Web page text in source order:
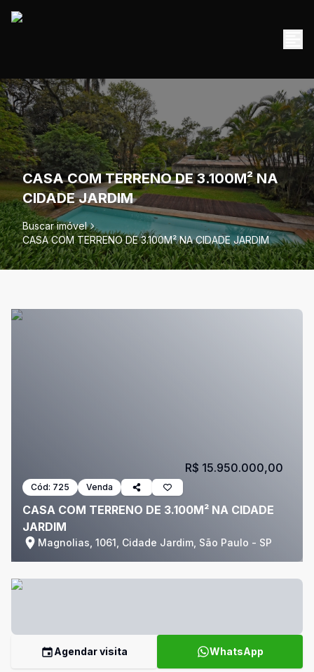
CASA COM TERRENO DE 3.100M² NA
CIDADE JARDIM
Buscar imóvel
CASA COM TERRENO DE 3.100M² NA CIDADE JARDIM
Cód: 725 Venda
CASA COM TERRENO DE 3.100M² NA CIDADE
JARDIM
Magnolias, 1061, Cidade Jardim, São Paulo - SP
R$ 15.950.000,00
Agendar visita WhatsApp